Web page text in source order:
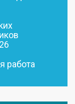
работа